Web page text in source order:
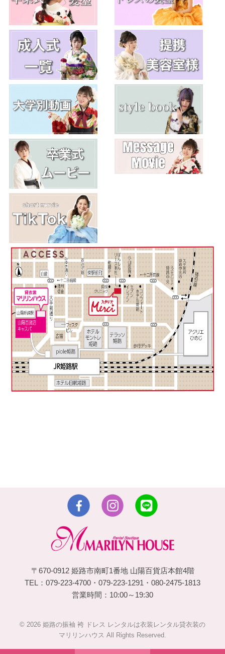
〒670-0912 姫路市南町1番地 山陽百貨店本館4階
TEL：079-223-4700・079-223-1291・080-2475-1813
営業時間：10:00～19:30
© 2026 姫路の振袖 袴 ドレス レンタルは衣装レンタル貸衣装の
マリリンハウス All Rights Reserved.